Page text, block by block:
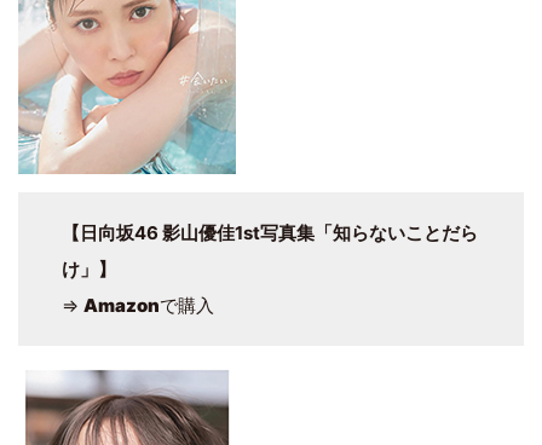
【日向坂46 影山優佳1st写真集「知らないことだら
け」】
⇒ Amazonで購入